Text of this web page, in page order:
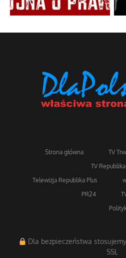
Strona główna TV
TV Republika
Telewizja Republika Plus
PR24
Dla bezpieczeństwa
SSL